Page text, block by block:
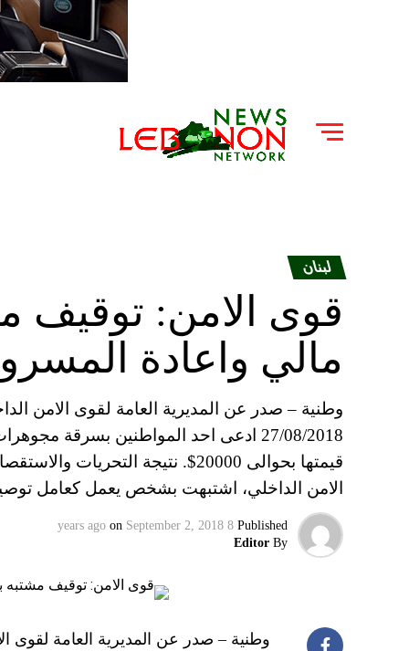
لبنان
قوى الامن: توقيف
مالي واعادة
وطنية – صدر عن المديرية العامة لقوى الامن
27/08/2018 ادعى احد المواطنين
قيمتها بحوالى 20000$. نتيجة
الامن الداخلي، اشتبهت بشخص يعمل كعامل
Published
8 years ago
on September 2, 2018
By
Editor
وطنية – صدر عن المديرية العامة لقوى